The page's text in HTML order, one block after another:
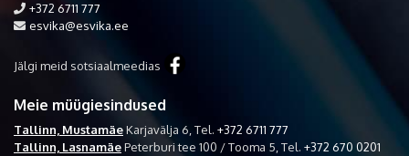
+372 6711 777
esvika@esvika.ee
Jälgi meid sotsiaalmeedias
Meie müügiesindused
Tallinn, MustamäeKarjavälja 6, Tel. +372 6711 777
Tallinn, LasnamäePeterburi tee 100 / Tooma 5, Tel. +372 670 0201